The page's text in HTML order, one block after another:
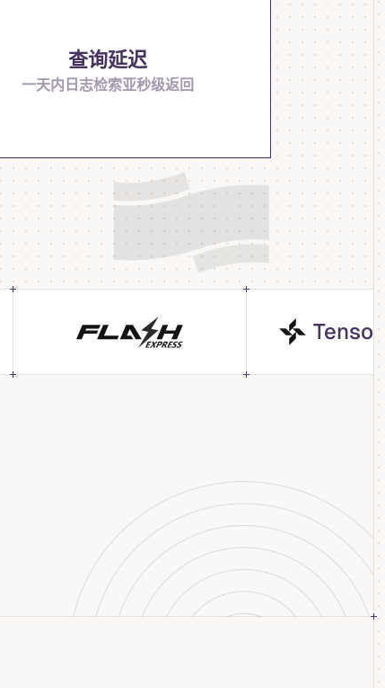
查询延迟
一天内日志检索亚秒级返回